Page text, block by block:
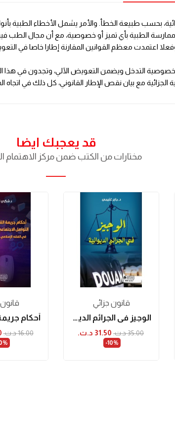
بحسب طبيعة الخطأ. والأمر يشمل الأخطاء الطبية
الطبية بأي تميز أو خصوصية، مع أن مجال الطب
معظم القوانين المقارنة إطارا خاصا في
خصوصية التدخل ويضمن التعويض الآلي، وتجدون في
مع بيان نقص الإطار القانوني، كل ذلك في
قد يعجبك ايضا
مختارات من الكتب ضمن مركز الاهتمام
16.00 د.ت.‏
قانون جزائي
الوجيز في الجرائم الديوانية
35.00 د.ت.‏ 31.50 د.ت.‏
‎-10%